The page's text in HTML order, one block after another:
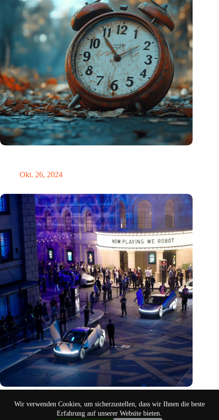
Wir verwenden Cookies, um sicherzustellen, dass wir Ihnen die beste
Erfahrung auf unserer Website bieten.
Okt. 26, 2024
Hätte Steve Jobs einen Tesla gefahren?
Okt. 12, 2024